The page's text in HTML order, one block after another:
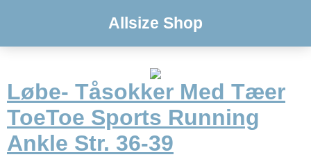
Allsize Shop
Løbe- Tåsokker Med Tæer
ToeToe Sports Running
Ankle Str. 36-39